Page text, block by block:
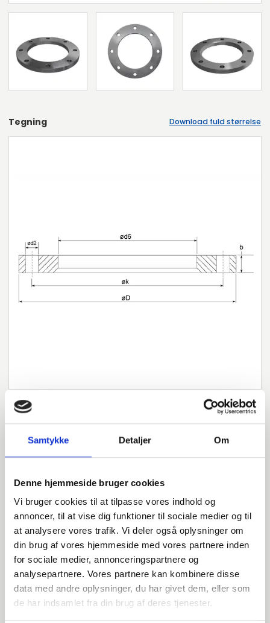
Samtykke Detaljer Om
Denne hjemmeside bruger cookies
Vi bruger cookies til at tilpasse vores indhold og
annoncer, til at vise dig funktioner til sociale medier og til
at analysere vores trafik. Vi deler også oplysninger om
din brug af vores hjemmeside med vores partnere inden
for sociale medier, annonceringspartnere og
analysepartnere. Vores partnere kan kombinere disse
data med andre oplysninger, du har givet dem, eller som
de har indsamlet fra din brug af deres tjenester.
Tegning Download fuld størrelse
Har du spørgsmål?
service eller andet. Kontakt os for professionel rådgivning
og sparring.
INDURA DK
+45 97 13 32 44
salg@indura.com